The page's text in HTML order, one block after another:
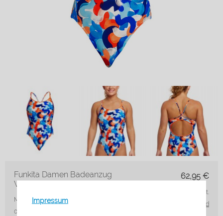
Impressum
62,95 €
Funkita Damen Badeanzug
Wet Paint Diamond Back
Marke: FunkitaArtikelnr.: FS11L71612-
08
inkl. 19% MwSt.
zzgl. Versand